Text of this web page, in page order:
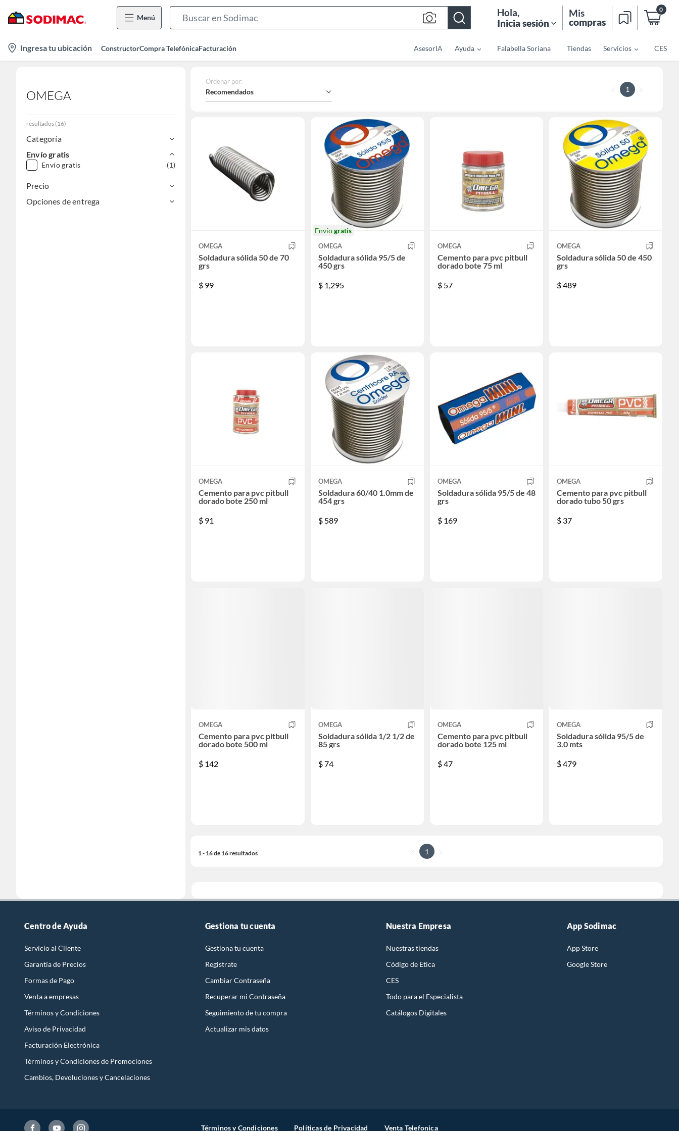
Menú
Bar
Hola,
Inicia sesión
Mis
compras
0
location-
icon
Ingresa tu ubicación ConstructorCompra TelefónicaFacturación AsesorIA Ayuda Falabella Soriana Tiendas Servicios CES
OMEGA
resultados (16)
Categoría
Envío gratis
Envío gratis (1)
Precio
Opciones de entrega
Ordenar por:
Recomendados 1
OMEGA
Soldadura sólida 50 de 70
grs
$ 99
Envíogratis
OMEGA
Soldadura sólida 95/5 de
450 grs
$ 1,295
OMEGA
Cemento para pvc pitbull
dorado bote 75 ml
$ 57
OMEGA
Soldadura sólida 50 de 450
grs
$489
OMEGA
Cemento para pvc pitbull
dorado bote 250 ml
$ 91
OMEGA
Soldadura 60/40 1.0mm de
454 grs
$ 589
OMEGA
Soldadura sólida 95/5 de 48
grs
$ 169
OMEGA
Cemento para pvc pitbull
dorado tubo 50 grs
$ 37
OMEGA
Cemento para pvc pitbull
dorado bote 500 ml
$ 142
OMEGA
Soldadura sólida 1/2 1/2 de
85 grs
$74
OMEGA
Cemento para pvc pitbull
dorado bote 125 ml
$47
OMEGA
Soldadura sólida 95/5 de
3.0 mts
$479
1 - 16 de 16 resultados 1
Centro de Ayuda
Servicio al Cliente
Garantía de Precios
Formas de Pago
Venta a empresas
Términos y Condiciones
Aviso de Privacidad
Facturación Electrónica
Términos y Condiciones de Promociones
Cambios, Devoluciones y Cancelaciones
Gestiona tu cuenta
Gestiona tu cuenta
Registrate
Cambiar Contraseña
Recuperar mi Contraseña
Seguimiento de tu compra
Actualizar mis datos
Nuestra Empresa
Nuestras tiendas
Código de Etica
CES
Todo para el Especialista
Catálogos Digitales
App Sodimac
App Store
Google Store
Términos y Condiciones Políticas de Privacidad Venta Telefonica